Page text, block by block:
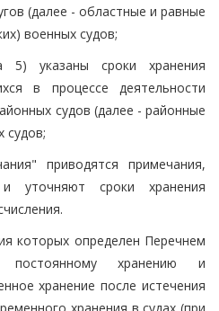
(далее - областные и равные
военных судов;
указаны сроки хранения
в процессе деятельности
судов (далее - районные
судов;
приводятся примечания,
уточняют сроки хранения
которых определен Перечнем
постоянному хранению и
хранение после истечения